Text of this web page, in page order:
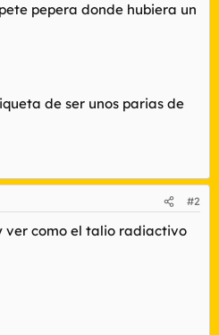
pepera donde hubiera un
de ser unos parias de
#2
ver como el talio radiactivo